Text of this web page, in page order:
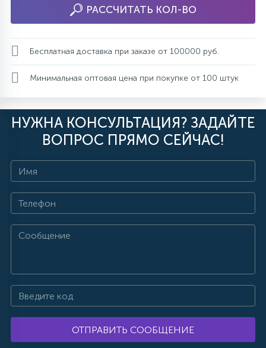
РАССЧИТАТЬ КОЛ-ВО
Бесплатная доставка при заказе от 100000 руб.
Минимальная оптовая цена при покупке от 100 штук
НУЖНА КОНСУЛЬТАЦИЯ? ЗАДАЙТЕ
ВОПРОС ПРЯМО СЕЙЧАС!
ОТПРАВИТЬ СООБЩЕНИЕ